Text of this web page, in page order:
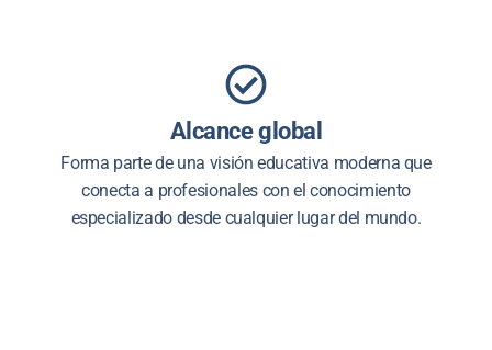
Alcance global
Forma parte de una visión educativa moderna que
conecta a profesionales con el conocimiento
especializado desde cualquier lugar del mundo.